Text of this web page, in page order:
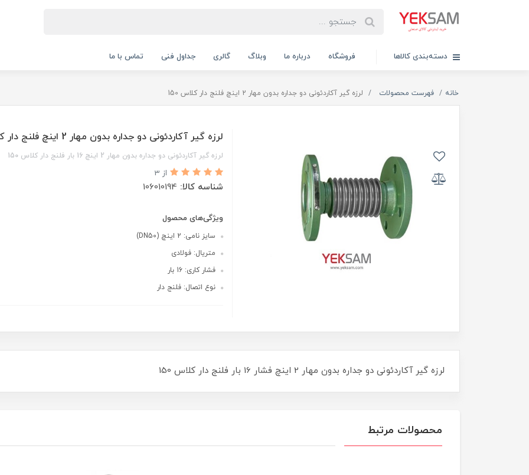
دسته‌بندی کالاها فروشگاه درباره ما وبلاگ گالری جداول فنی تماس با ما
خانه فهرست محصولات لرزه گیر آکاردئونی دو جداره بدون مهار 2 اینچ فلنج دار کلاس 150
لرزه گیر آکاردئونی دو جداره بدون مهار 2 اینچ فلنج دار کلاس 150
لرزه گیر آکاردئونی دو جداره بدون مهار 2 اینچ 16 بار فلنج دار کلاس 150
از 3
شناسه کالا: 106010194
ویژگی‌های محصول
سایز نامی: 2 اینچ (DN50)
متریال: فولادی
فشار کاری: 16 بار
نوع اتصال: فلنج دار
لرزه گیر آکاردئونی دو جداره بدون مهار 2 اینچ فشار 16 بار فلنج دار کلاس 150
محصولات مرتبط